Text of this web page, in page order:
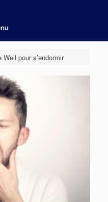
Weil pour s’endormir